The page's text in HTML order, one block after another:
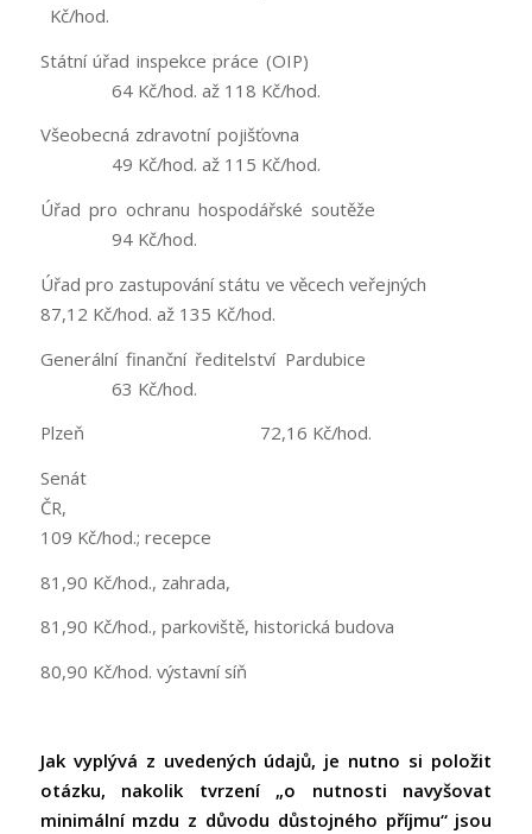
Kč/hod.
Státní úřad inspekce práce (OIP)
64 Kč/hod. až 118 Kč/hod.
Všeobecná zdravotní pojišťovna
49 Kč/hod. až 115 Kč/hod.
Úřad pro ochranu hospodářské soutěže
94 Kč/hod.
Úřad pro zastupování státu ve věcech veřejných
87,12 Kč/hod. až 135 Kč/hod.
Generální finanční ředitelství Pardubice
63 Kč/hod.
Plzeň 72,16 Kč/hod.
Senát
ČR,
109 Kč/hod.; recepce
81,90 Kč/hod., zahrada,
81,90 Kč/hod., parkoviště, historická budova
80,90 Kč/hod. výstavní síň
Jak vyplývá z uvedených údajů, je nutno si položit
otázku, nakolik tvrzení „o nutnosti navyšovat
minimální mzdu z důvodu důstojného příjmu“ jsou